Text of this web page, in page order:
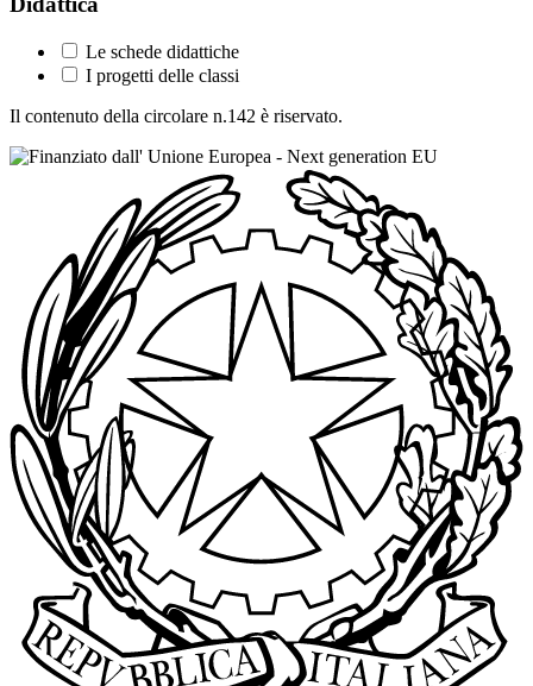
Le schede didattiche
I progetti delle classi
Il contenuto della circolare n.142 è riservato.